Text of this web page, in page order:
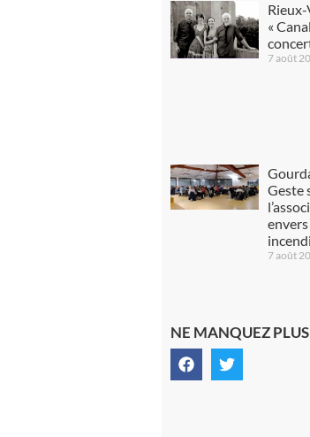
«
7 août
Geste
7 août
NE MANQUEZ